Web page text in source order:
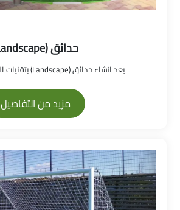
حدائق (Landscape)
يعد انشاء حدائق (Landscape) بتقنيات العصر من أهم ع...
مزيد من التفاصيل